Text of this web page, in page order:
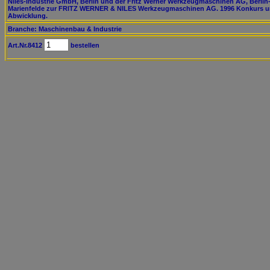
Marienfelde zur FRITZ WERNER & NILES Werkzeugmaschinen AG. 1996 Konkurs
Abwicklung.
Branche: Maschinenbau & Industrie
Art.Nr.8412 bestellen